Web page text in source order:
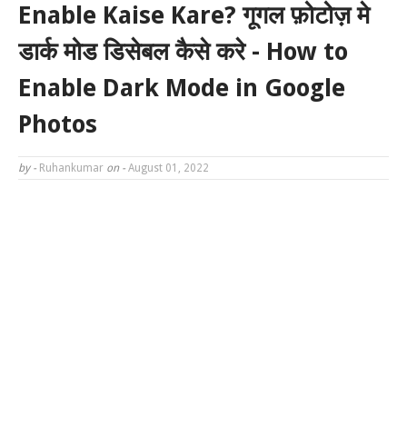
Enable Kaise Kare? गूगल फ़ोटोज़ मे
डार्क मोड डिसेबल कैसे करे - How to
Enable Dark Mode in Google
Photos
by - Ruhankumar on - August 01, 2022